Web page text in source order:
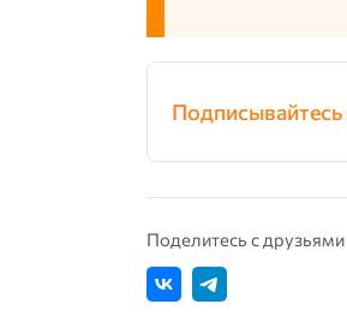
Поделитесь с друзьями